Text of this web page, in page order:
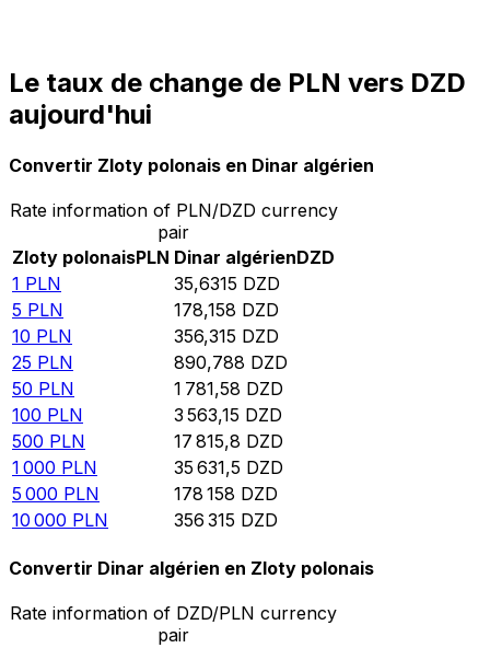
Le taux de change de PLN vers DZD
aujourd'hui
Convertir Zloty polonais en Dinar algérien
Rate information of PLN/DZD currency
pair
Zloty polonaisPLN Dinar algérienDZD
1 PLN 35,6315 DZD
5 PLN 178,158 DZD
10 PLN 356,315 DZD
25 PLN 890,788 DZD
50 PLN 1 781,58 DZD
100 PLN 3 563,15 DZD
500 PLN 17 815,8 DZD
1 000 PLN 35 631,5 DZD
5 000 PLN 178 158 DZD
10 000 PLN 356 315 DZD
Convertir Dinar algérien en Zloty polonais
Rate information of DZD/PLN currency
pair